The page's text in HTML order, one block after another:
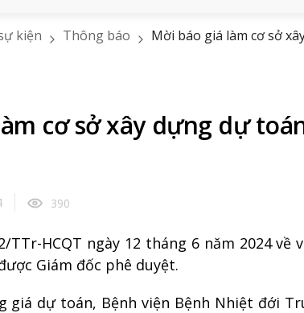
kiện Thông báo Mời báo giá làm cơ sở
cơ sở xây dựng dự
390
TTr-HCQT ngày 12 tháng 6 năm 2024
Giám đốc phê duyệt.
giá dự toán, Bệnh viện Bệnh Nhiệt đới